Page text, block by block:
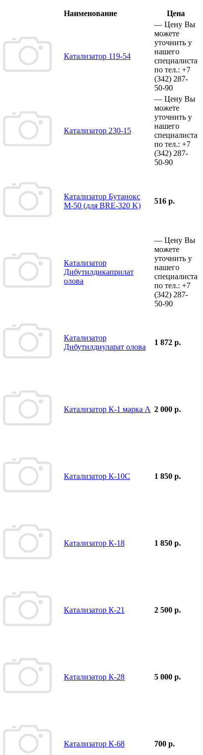
Наименование Цена
Катализатор 119-54
— Цену Вы
можете
уточнить у
нашего
специалиста
по тел.: +7
(342) 287-
50-90
Катализатор 230-15
— Цену Вы
можете
уточнить у
нашего
специалиста
по тел.: +7
(342) 287-
50-90
Катализатор Бутанокс
М-50 (для BRE-320 K)
516 р.
Катализатор
Дибутилдикаприлат
олова
— Цену Вы
можете
уточнить у
нашего
специалиста
по тел.: +7
(342) 287-
50-90
Катализатор
Дибутилдиуларат олова
1 872 р.
Катализатор К-1 марка А 2 000 р.
Катализатор К-10С 1 850 р.
Катализатор К-18 1 850 р.
Катализатор К-21 2 500 р.
Катализатор К-28 5 000 р.
Катализатор К-68 700 р.